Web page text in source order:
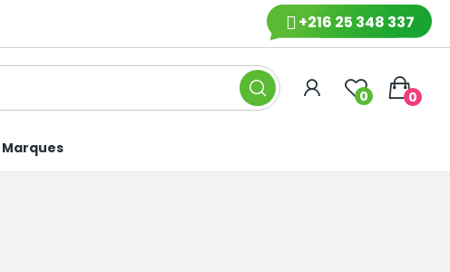
+216 25 348 337
0 0
Marques